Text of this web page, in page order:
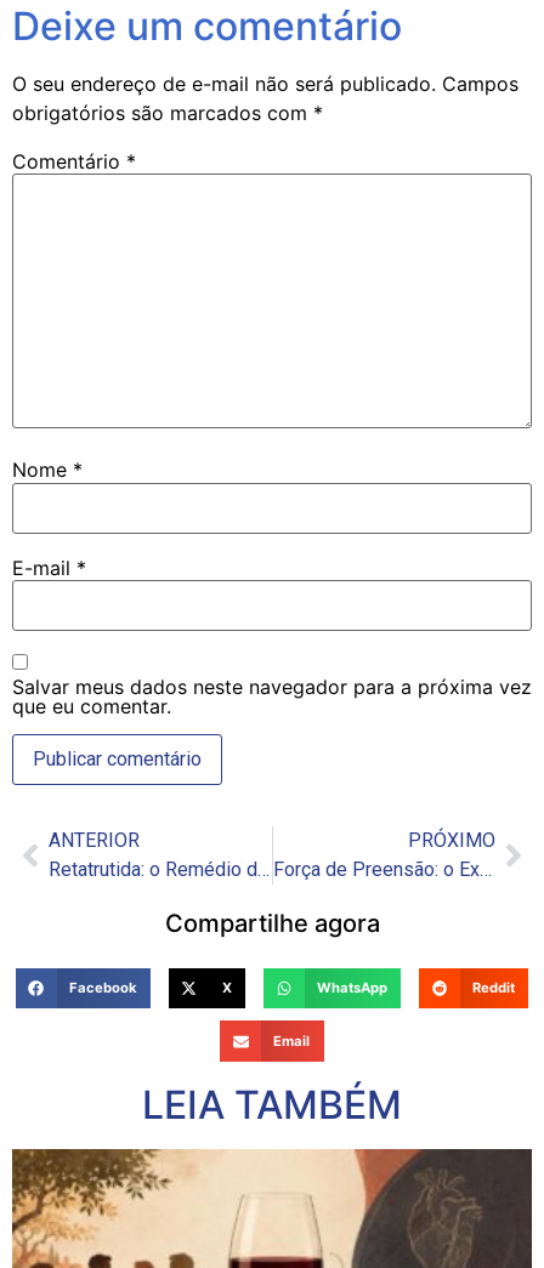
Deixe um comentário
O seu endereço de e-mail não será publicado. Campos
obrigatórios são marcados com *
Comentário *
Nome *
E-mail *
Salvar meus dados neste navegador para a próxima vez
que eu comentar.
ANTERIOR
Retatrutida: o Remédio de Emagrecimento mais Poderoso já Testado – MAS NÃO APROVADO
PRÓXIMO
Força de Preensão: o Exame Simples que Pode Prever sua Expectativa de Vida
Compartilhe agora
Facebook X WhatsApp Reddit
Email
LEIA TAMBÉM